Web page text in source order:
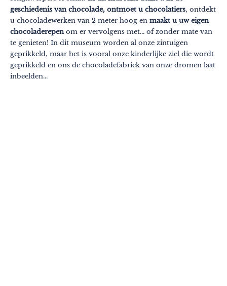
geschiedenis van chocolade, ontmoet u chocolatiers, ontdekt
u chocoladewerken van 2 meter hoog en maakt u uw eigen
chocoladerepenom er vervolgens met... of zonder mate van
te genieten! In dit museum worden al onze zintuigen
geprikkeld, maar het is vooral onze kinderlijke ziel die wordt
geprikkeld en ons de chocoladefabriek van onze dromen laat
inbeelden...